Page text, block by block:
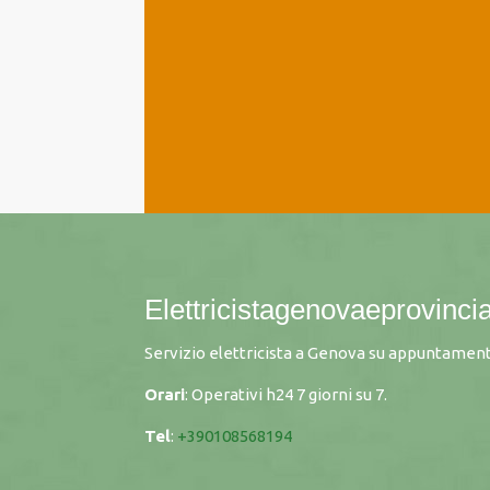
Servizio elettricista a Genova su
Orari: Operativi h24 7 giorni su 7.
Tel: +390108568194